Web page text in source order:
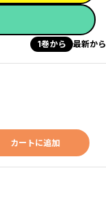
1巻から 最新から
カートに追加